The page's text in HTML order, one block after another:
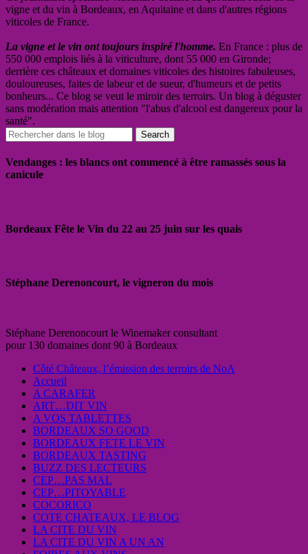
vigne et du vin à Bordeaux, en Aquitaine et dans d'autres régions
viticoles de France.
La vigne et le vin ont toujours inspiré l'homme. En France : plus de
550 000 emplois liés à la viticulture, dont 55 000 en Gironde;
derrière ces châteaux et domaines viticoles des histoires fabuleuses,
douloureuses, faites de labeur et de sueur, d'humeurs et de petits
bonheurs... Ce blog se veut le miroir des terroirs. Un blog à déguster
sans modération mais attention "l'abus d'alcool est dangereux pour la
santé".
Vendanges : les blancs ont commencé à être ramassés sous la
canicule
Bordeaux Fête le Vin du 22 au 25 juin sur les quais
Stéphane Derenoncourt, le vigneron du mois
Stéphane Derenoncourt le Winemaker consultant
pour 130 domaines dont 90 à Bordeaux
Côté Châteaux, l’émission des terroirs de NoA
Accueil
A CARAFER
ART…DIT VIN
A VOS TABLETTES
BORDEAUX SO GOOD
BORDEAUX FETE LE VIN
BORDEAUX TASTING
BUZZ DES LECTEURS
CEP…PAS MAL
CEP…PITOYABLE
COCORICO
COTE CHATEAUX, LE BLOG
LA CITE DU VIN
LA CITE DU VIN A UN AN